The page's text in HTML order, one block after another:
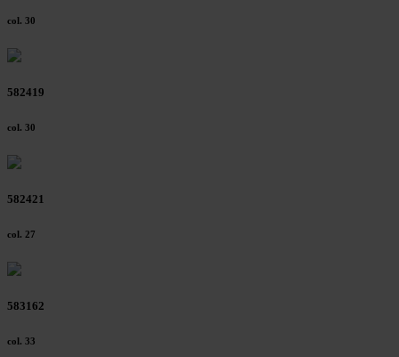
col. 30
582419
col. 30
582421
col. 27
583162
col. 33